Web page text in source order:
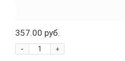
357.00 руб.
+
-